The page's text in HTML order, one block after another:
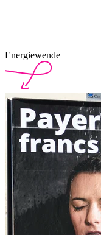
Energiewende